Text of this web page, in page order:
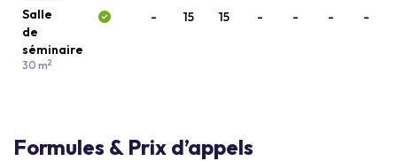
Salle
de
séminaire
30 m2
- 15 15 - - - -
Formules & Prix d’appels